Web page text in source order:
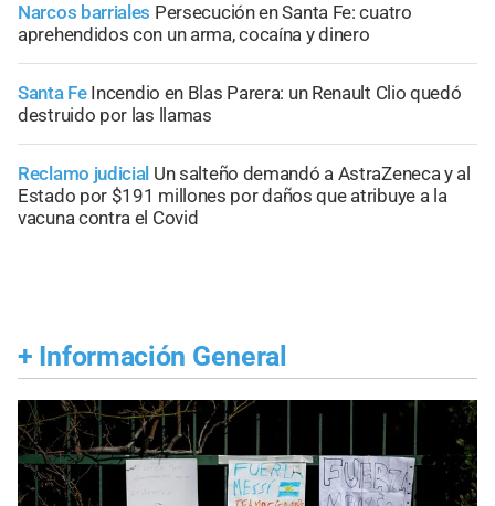
Narcos barriales Persecución en Santa Fe: cuatro
aprehendidos con un arma, cocaína y dinero
Santa Fe Incendio en Blas Parera: un Renault Clio quedó
destruido por las llamas
Reclamo judicial Un salteño demandó a AstraZeneca y al
Estado por $191 millones por daños que atribuye a la
vacuna contra el Covid
+ Información General